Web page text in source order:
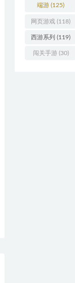
端游 (125)
网页游戏 (118)
西游系列 (119)
闯关手游(30)